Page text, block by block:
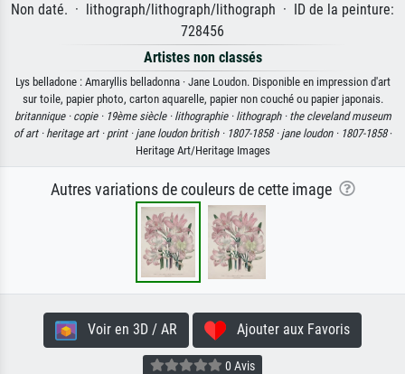
Non daté. · lithograph/lithograph/lithograph · ID de la peinture:
728456
Artistes non classés
Lys belladone : Amaryllis belladonna · Jane Loudon. Disponible en impression d'art
sur toile, papier photo, carton aquarelle, papier non couché ou papier japonais.
britannique · copie · 19ème siècle · lithographie · lithograph · the cleveland museum
of art · heritage art · print · jane loudon british · 1807-1858 · jane loudon · 1807-1858·
Heritage Art/Heritage Images
Autres variations de couleurs de cette image
Voir en 3D / AR Ajouter aux Favoris
0 Avis